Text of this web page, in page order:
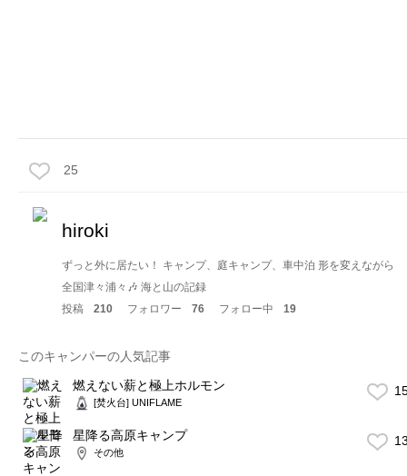
25
hiroki
ずっと外に居たい！ キャンプ、庭キャンプ、車中泊 形を変えながら
全国津々浦々🎶 海と山の記録
投稿
210 フォロワー 76 フォロー中 19
このキャンパーの人気記事
燃えない薪と極上ホルモン
[焚火台] UNIFLAME
星降る高原キャンプ
その他